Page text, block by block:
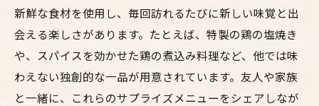
新鮮な食材を使用し、毎回訪れるたびに新しい味覚と出
会える楽しさがあります。たとえば、特製の鶏の塩焼き
や、スパイスを効かせた鶏の煮込み料理など、他では味
わえない独創的な一品が用意されています。友人や家族
と一緒に、これらのサプライズメニューをシェアしなが